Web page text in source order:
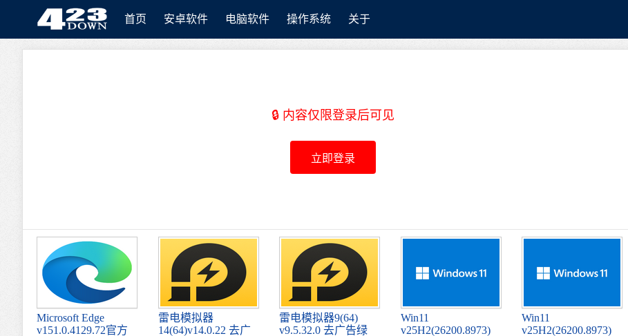
首页 安卓软件 电脑软件 操作系统 关于
🔒 内容仅限登录后可见
立即登录
Microsoft Edge
v151.0.4129.72官方
雷电模拟器
14(64)v14.0.22 去广
雷电模拟器9(64)
v9.5.32.0 去广告绿
Win11
v25H2(26200.8973)
Win11
v25H2(26200.8973)